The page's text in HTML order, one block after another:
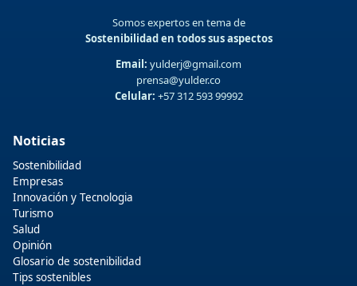
Somos expertos en tema de
Sostenibilidad en todos sus aspectos
Email: yulderj@gmail.com
prensa@yulder.co
Celular: +57 312 593 99992
Noticias
Sostenibilidad
Empresas
Innovación y Tecnologia
Turismo
Salud
Opinión
Glosario de sostenibilidad
Tips sostenibles